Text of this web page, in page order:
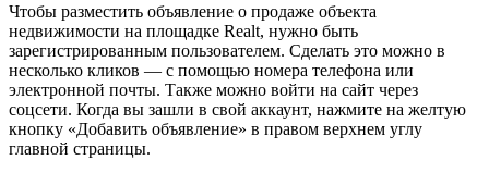
Чтобы разместить объявление о продаже объекта
недвижимости на площадке Realt, нужно быть
зарегистрированным пользователем. Сделать это можно в
несколько кликов — с помощью номера телефона или
электронной почты. Также можно войти на сайт через
соцсети. Когда вы зашли в свой аккаунт, нажмите на желтую
кнопку «Добавить объявление» в правом верхнем углу
главной страницы.